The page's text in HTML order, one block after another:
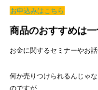
お申込みはこちら
商品のおすすめは一
お金に関するセミナーやお
何か売りつけられるんじゃ
のですが